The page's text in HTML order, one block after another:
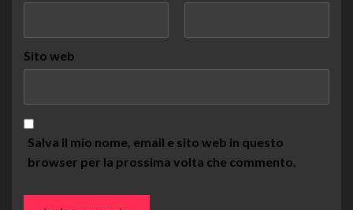
Sito web
Salva il mio nome, email e sito web in questo
browser per la prossima volta che commento.